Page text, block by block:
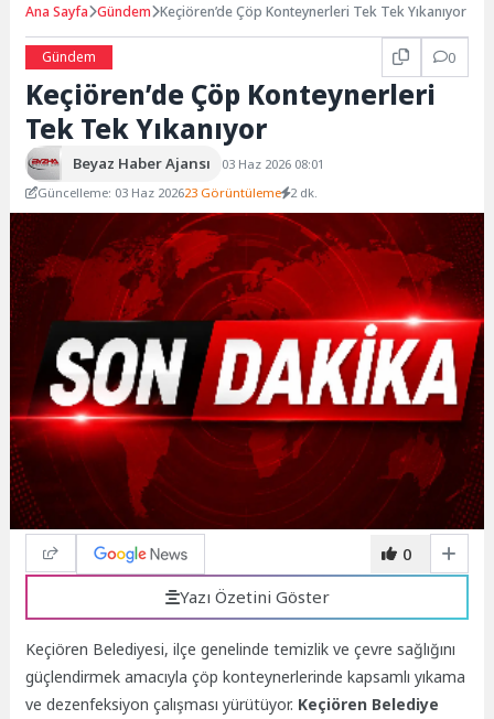
Ana Sayfa Gündem Keçiören’de Çöp Konteynerleri Tek Tek Yıkanıyor
Gündem 0
Keçiören’de Çöp Konteynerleri
Tek Tek Yıkanıyor
Beyaz Haber Ajansı
03 Haz 2026 08:01
Güncelleme: 03 Haz 202623 Görüntüleme 2 dk.
0
Yazı Özetini Göster
Keçiören Belediyesi, ilçe genelinde temizlik ve çevre sağlığını
güçlendirmek amacıyla çöp konteynerlerinde kapsamlı yıkama
ve dezenfeksiyon çalışması yürütüyor. Keçiören Belediye